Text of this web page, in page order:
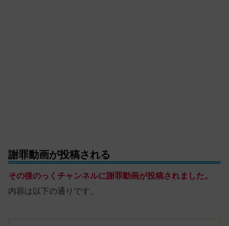
謝罪動画が投稿される
その後のっくチャンネルに謝罪動画が投稿されました。
内容は以下の通りです。